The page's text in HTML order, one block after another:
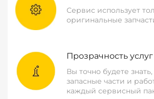
Сервис использует
оригинальные
Прозрачность услуг
Вы точно будете
запасные части и
каждый сервисный